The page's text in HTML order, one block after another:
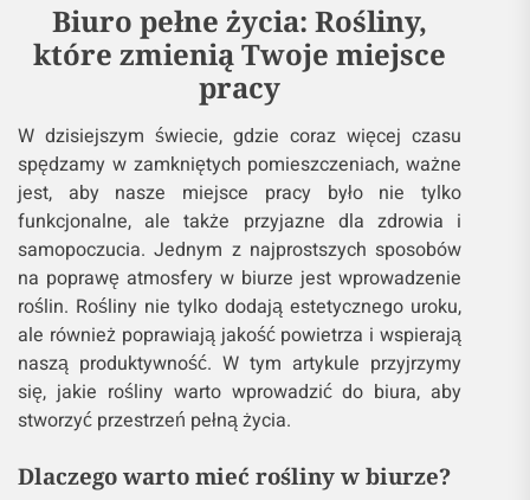
Biuro pełne życia: Rośliny,
które zmienią Twoje miejsce
pracy
W dzisiejszym świecie, gdzie coraz więcej czasu
spędzamy w zamkniętych pomieszczeniach, ważne
jest, aby nasze miejsce pracy było nie tylko
funkcjonalne, ale także przyjazne dla zdrowia i
samopoczucia. Jednym z najprostszych sposobów
na poprawę atmosfery w biurze jest wprowadzenie
roślin. Rośliny nie tylko dodają estetycznego uroku,
ale również poprawiają jakość powietrza i wspierają
naszą produktywność. W tym artykule przyjrzymy
się, jakie rośliny warto wprowadzić do biura, aby
stworzyć przestrzeń pełną życia.
Dlaczego warto mieć rośliny w biurze?